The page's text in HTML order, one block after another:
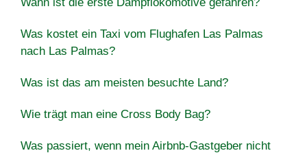
Was kostet ein Taxi vom Flughafen Las Palmas
nach Las Palmas?
Was ist das am meisten besuchte Land?
Wie trägt man eine Cross Body Bag?
Was passiert, wenn mein Airbnb-Gastgeber nicht